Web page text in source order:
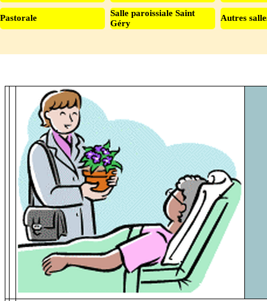
Pastorale ▼
Salle paroissiale Saint
Géry
Autres